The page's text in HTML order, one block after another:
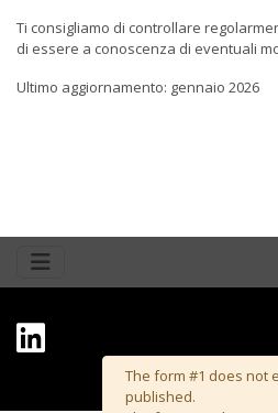
Attenzione
The form #1 does not
published.
Ti consigliamo di controllare
di essere a conoscenza di eventuali
Ultimo aggiornamento: gennaio 2026
© 2026 Vector